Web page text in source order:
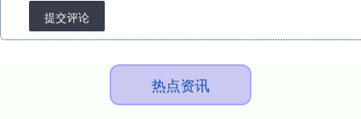
提交评论
热点资讯